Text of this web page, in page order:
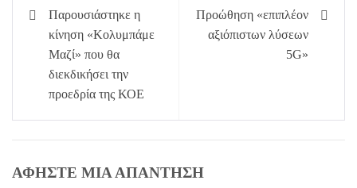
Πλοήγηση
άρθρων
Παρουσιάστηκε η
κίνηση «Κολυμπάμε
Μαζί» που θα
διεκδικήσει την
προεδρία της ΚΟΕ
Προώθηση «επιπλέον
αξιόπιστων λύσεων
5G»
ΑΦΉΣΤΕ ΜΙΑ ΑΠΆΝΤΗΣΗ